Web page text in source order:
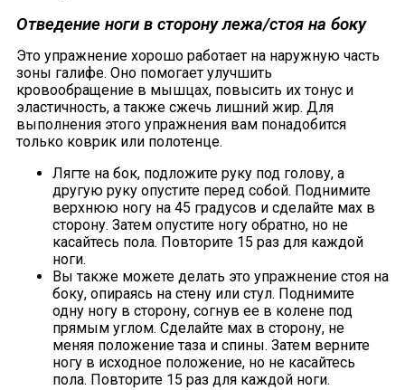
Отведение ноги в сторону лежа/стоя на боку
Это упражнение хорошо работает на наружную часть
зоны галифе. Оно помогает улучшить
кровообращение в мышцах, повысить их тонус и
эластичность, а также сжечь лишний жир. Для
выполнения этого упражнения вам понадобится
только коврик или полотенце.
Лягте на бок, подложите руку под голову, а
другую руку опустите перед собой. Поднимите
верхнюю ногу на 45 градусов и сделайте мах в
сторону. Затем опустите ногу обратно, но не
касайтесь пола. Повторите 15 раз для каждой
ноги.
Вы также можете делать это упражнение стоя на
боку, опираясь на стену или стул. Поднимите
одну ногу в сторону, согнув ее в колене под
прямым углом. Сделайте мах в сторону, не
меняя положение таза и спины. Затем верните
ногу в исходное положение, но не касайтесь
пола. Повторите 15 раз для каждой ноги.